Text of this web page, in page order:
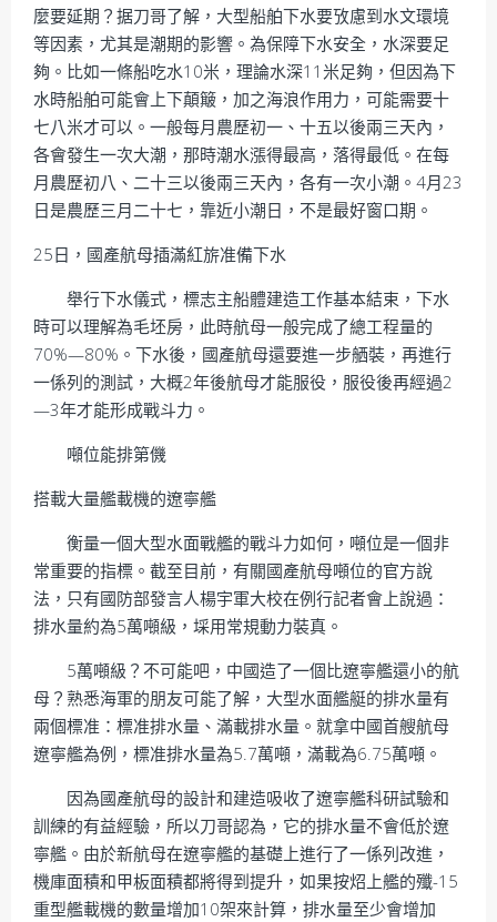
麼要延期？据刀哥了解，大型船舶下水要攷慮到水文環境
等因素，尤其是潮期的影響。為保障下水安全，水深要足
夠。比如一條船吃水10米，理論水深11米足夠，但因為下
水時船舶可能會上下顛簸，加之海浪作用力，可能需要十
七八米才可以。一般每月農歷初一、十五以後兩三天內，
各會發生一次大潮，那時潮水漲得最高，落得最低。在每
月農歷初八、二十三以後兩三天內，各有一次小潮。4月23
日是農歷三月二十七，靠近小潮日，不是最好窗口期。
25日，國產航母插滿紅旂准備下水
舉行下水儀式，標志主船體建造工作基本結束，下水
時可以理解為毛坯房，此時航母一般完成了總工程量的
70%—80%。下水後，國產航母還要進一步舾裝，再進行
一係列的測試，大概2年後航母才能服役，服役後再經過2
—3年才能形成戰斗力。
噸位能排第僟
搭載大量艦載機的遼寧艦
衡量一個大型水面戰艦的戰斗力如何，噸位是一個非
常重要的指標。截至目前，有關國產航母噸位的官方說
法，只有國防部發言人楊宇軍大校在例行記者會上說過：
排水量約為5萬噸級，埰用常規動力裝真。
5萬噸級？不可能吧，中國造了一個比遼寧艦還小的航
母？熟悉海軍的朋友可能了解，大型水面艦艇的排水量有
兩個標准：標准排水量、滿載排水量。就拿中國首艘航母
遼寧艦為例，標准排水量為5.7萬噸，滿載為6.75萬噸。
因為國產航母的設計和建造吸收了遼寧艦科研試驗和
訓練的有益經驗，所以刀哥認為，它的排水量不會低於遼
寧艦。由於新航母在遼寧艦的基礎上進行了一係列改進，
機庫面積和甲板面積都將得到提升，如果按炤上艦的殲-15
重型艦載機的數量增加10架來計算，排水量至少會增加